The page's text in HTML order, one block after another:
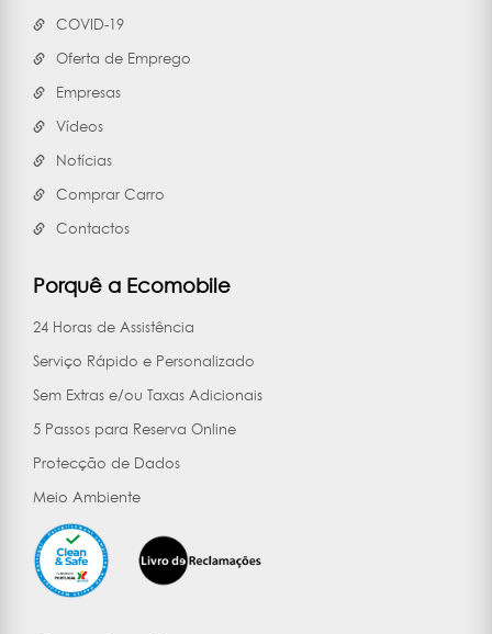
COVID-19
Oferta de Emprego
Empresas
Vídeos
Notícias
Comprar Carro
Contactos
Porquê a Ecomobile
24 Horas de Assistência
Serviço Rápido e Personalizado
Sem Extras e/ou Taxas Adicionais
5 Passos para Reserva Online
Protecção de Dados
Meio Ambiente